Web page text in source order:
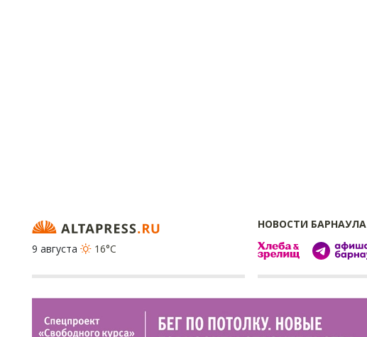
НОВОСТИ БАРНАУЛА
9 августа
16°C